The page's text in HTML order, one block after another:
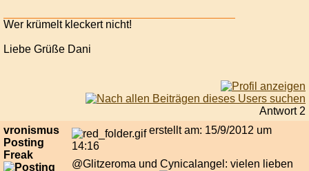
Wer krümelt kleckert nicht!
Liebe Grüße Dani
Antwort 2
vronismus
Posting
Freak
erstellt am: 15/9/2012 um
14:16
@Glitzeroma und Cynicalangel: vielen lieben